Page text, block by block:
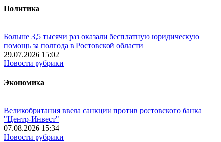
Политика
Больше 3,5 тысячи раз оказали бесплатную юридическую
помощь за полгода в Ростовской области
29.07.2026 15:02
Новости рубрики
Экономика
Великобритания ввела санкции против ростовского банка
"Центр-Инвест"
07.08.2026 15:34
Новости рубрики